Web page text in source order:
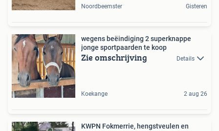
Noordbeemster Gisteren
wegens beëindiging 2 superknappe
jonge sportpaarden te koop
Zie omschrijving Details
Koekange 2 aug 26
KWPN Fokmerrie, hengstveulen en